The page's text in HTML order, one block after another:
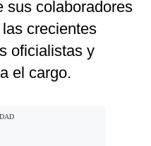
sus colaboradores
crecientes
oficialistas y
el cargo.